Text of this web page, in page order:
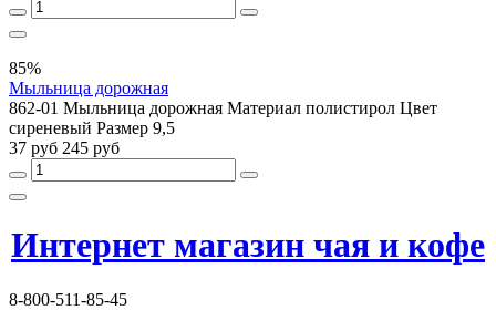
85%
Мыльница дорожная
862-01 Мыльница дорожная Материал полистирол Цвет
сиреневый Размер 9,5
37 руб 245 руб
Интернет магазин чая и кофе
8-800-511-85-45